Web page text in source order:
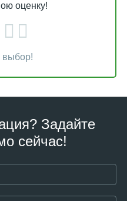
оценку!
выбор!
Задайте
сейчас!